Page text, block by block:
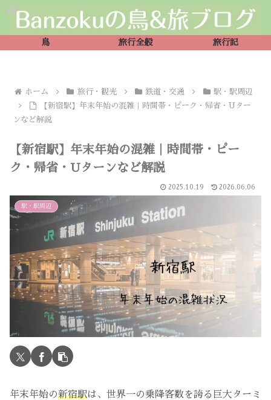
鳥 旅行全般 旅行記
ホーム 旅行・観光 鉄道・交通
駅・駅周辺
【新宿駅】年末年始の混雑｜時間帯・ピーク・帰省・Uター
ンなど解説
【新宿駅】年末年始の混雑｜時間帯・ピー
ク・帰省・Uターンなど解説
2025.10.19 2026.06.06
駅・駅周辺
年末年始の新宿駅は、世界一の乗降客数を誇る巨大ターミ